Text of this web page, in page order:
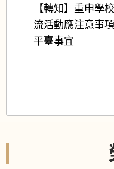
【轉知】重申學
流活動應注意事
平臺事宜